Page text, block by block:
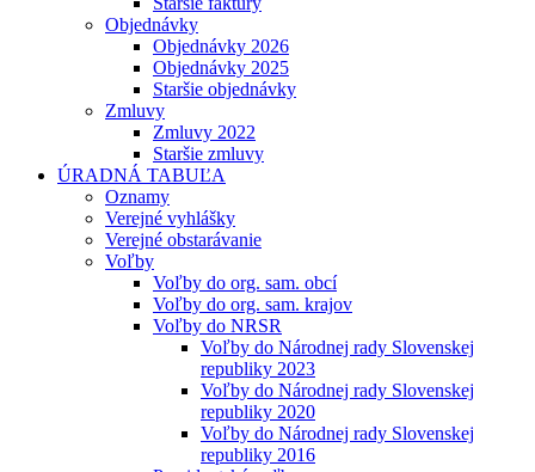
Objednávky
Objednávky 2026
Objednávky 2025
Staršie objednávky
Zmluvy
Zmluvy 2022
Staršie zmluvy
ÚRADNÁ TABUĽA
Oznamy
Verejné vyhlášky
Verejné obstarávanie
Voľby
Voľby do org. sam. obcí
Voľby do org. sam. krajov
Voľby do NRSR
Voľby do Národnej rady Slovenskej
republiky 2023
Voľby do Národnej rady Slovenskej
republiky 2020
Voľby do Národnej rady Slovenskej
republiky 2016